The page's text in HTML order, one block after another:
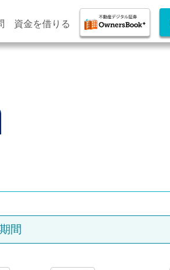
資金を借りる
間